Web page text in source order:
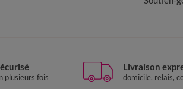
plusieurs fois
Livraison
domicile, relais,